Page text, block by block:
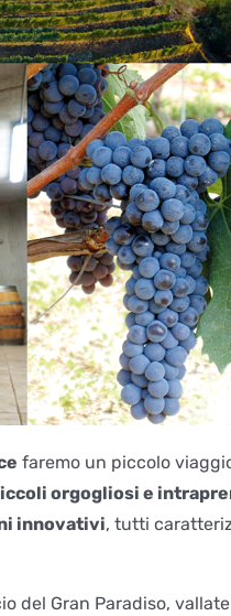
faremo un piccolo
orgogliosi e
innovativi, tutti
del Gran Paradiso,